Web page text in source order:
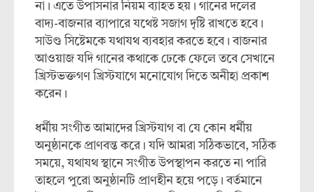
না। এতে উপাসনার নিয়ম ব্যাহত হয়। গানের দলের
বাদ্য-বাজনার ব্যাপারে যথেষ্ট সজাগ দৃষ্টি রাখতে হবে।
সাউণ্ড সিষ্টেমকে যথাযথ ব্যবহার করতে হবে। বাজনার
আওয়াজ যদি গানের কথাকে ঢেকে ফেলে তবে সেখানে
খ্রিস্টভক্তগণ খ্রিস্টযাগে মনোযোগ দিতে অনীহা প্রকাশ
করেন।
ধর্মীয় সংগীত আমাদের খ্রিস্টযাগ বা যে কোন ধর্মীয়
অনুষ্ঠানকে প্রাণবন্ত করে। যদি আমরা সঠিকভাবে, সঠিক
সময়ে, যথাযথ স্থানে সংগীত উপস্থাপন করতে না পারি
তাহলে পুরো অনুষ্ঠানটি প্রাণহীন হয়ে পড়ে। বর্তমানে